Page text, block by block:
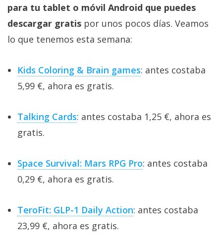
para tu tablet o móvil Android que puedes
descargar gratis por unos pocos días. Veamos
lo que tenemos esta semana:
Kids Coloring & Brain games: antes costaba
5,99 €, ahora es gratis.
Talking Cards: antes costaba 1,25 €, ahora es
gratis.
Space Survival: Mars RPG Pro: antes costaba
0,29 €, ahora es gratis.
TeroFit: GLP-1 Daily Action: antes costaba
23,99 €, ahora es gratis.